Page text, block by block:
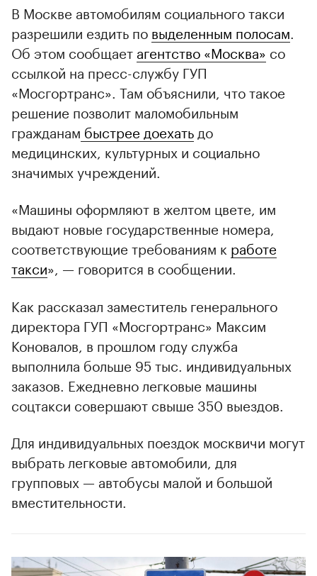
В Москве автомобилям социального такси
разрешили ездить по выделенным полосам
Об этом сообщает агентство «Москва» со
ссылкой на пресс-службу ГУП
«Мосгортранс». Там объяснили, что такое
решение позволит маломобильным
гражданам быстрее доехать до
медицинских, культурных и социально
значимых учреждений.
«Машины оформляют в желтом цвете, им
выдают новые государственные номера,
соответствующие требованиям к работе
такси», — говорится в сообщении.
Как рассказал заместитель генерального
директора ГУП «Мосгортранс» Максим
Коновалов, в прошлом году служба
выполнила больше 95 тыс. индивидуальных
заказов. Ежедневно легковые машины
соцтакси совершают свыше 350 выездов.
Для индивидуальных поездок москвичи могут
выбрать легковые автомобили, для
групповых — автобусы малой и большой
вместительности.